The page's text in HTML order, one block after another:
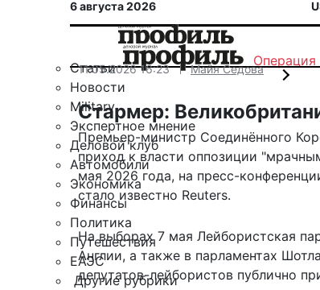
6 августа 2026
Статьи
Новости
Military
Экспертное мнение
Деловой клуб
Автомобили
Экономика
Финансы
Политика
Путешествия
ЕАЭС
Другие рубрики
Операция
11.05.2026 16:23 Майя Седова
Стармер:
Премьер-министр Соединённого
приход к власти оппозиции
мая 2026 года, на пресс-
стало известно Reuters.
На выборах 7 мая Лейбористская
Англии, а также в парламентах
депутатов-лейбористов публично